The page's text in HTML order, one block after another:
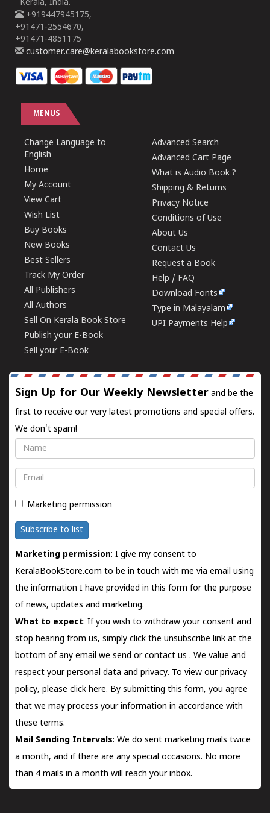
Kerala, India.
+919447945175,
+91471-2554670,
+91471-4851175
customer.care@keralabookstore.com
MENUS
Change Language to
English
Home
My Account
View Cart
Wish List
Buy Books
New Books
Best Sellers
Track My Order
All Publishers
All Authors
Sell On Kerala Book Store
Publish your E-Book
Sell your E-Book
Advanced Search
Advanced Cart Page
What is Audio Book ?
Shipping & Returns
Privacy Notice
Conditions of Use
About Us
Contact Us
Request a Book
Help / FAQ
Download Fonts
Type in Malayalam
UPI Payments Help
Sign Up for Our Weekly Newsletter and be the
first to receive our very latest promotions and special offers.
We don't spam!
Name
Email
Marketing permission
Subscribe to list
Marketing permission: I give my consent to
KeralaBookStore.com to be in touch with me via email using
the information I have provided in this form for the purpose
of news, updates and marketing.
What to expect: If you wish to withdraw your consent and
stop hearing from us, simply click the unsubscribe link at the
bottom of any email we send orcontact us . We value and
respect your personal data and privacy. To view our privacy
policy, please click here. By submitting this form, you agree
that we may process your information in accordance with
these terms.
Mail Sending Intervals: We do sent marketing mails twice
a month, and if there are any special occasions. No more
than 4 mails in a month will reach your inbox.